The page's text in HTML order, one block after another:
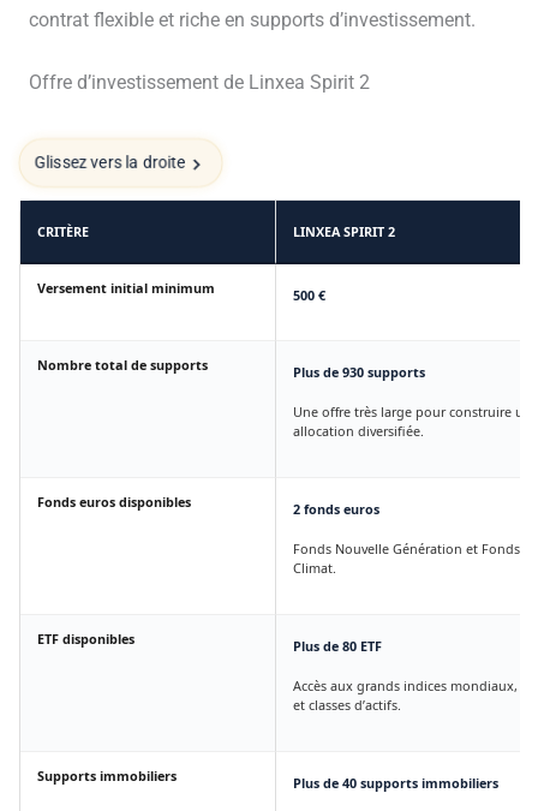
contrat flexible et riche en supports d’investissement.
Offre d’investissement de Linxea Spirit 2
Glissez vers la droite
CRITÈRE LINXEA SPIRIT 2
Versement initial minimum 500 €
Nombre total de supports Plus de 930 supports
Une offre très large pour construire une
allocation diversifiée.
Fonds euros disponibles 2 fonds euros
Fonds Nouvelle Génération et Fonds
Climat.
ETF disponibles Plus de 80 ETF
Accès aux grands indices mondiaux,
et classes d’actifs.
Supports immobiliers Plus de 40 supports immobiliers